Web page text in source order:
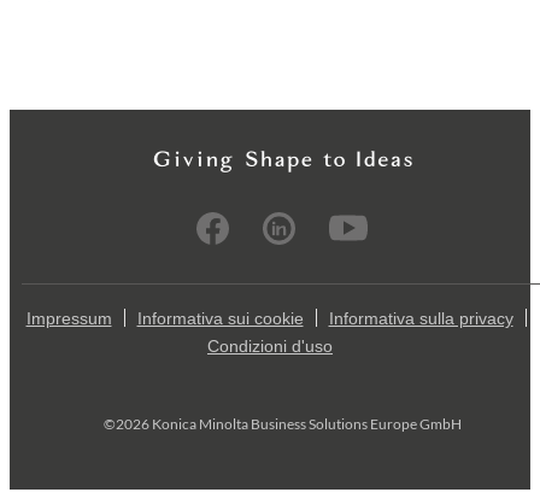
Impressum Informativa sui cookie
Informativa sulla privacy
Condizioni d'uso
©2026 Konica Minolta Business Solutions Europe GmbH